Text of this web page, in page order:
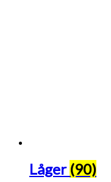
Låger (90)